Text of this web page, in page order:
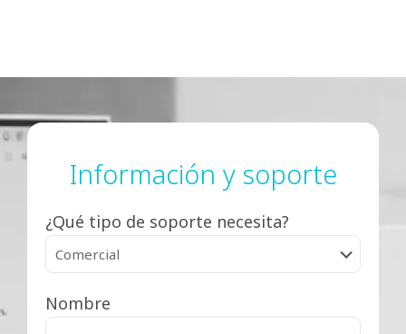
Información y soporte
¿Qué tipo de soporte necesita?
Nombre